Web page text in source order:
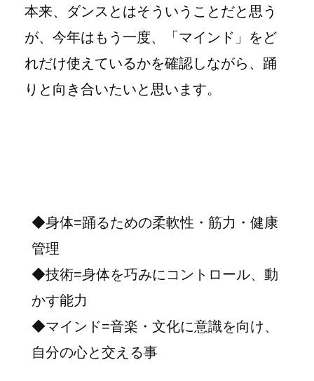
本来、ダンスとはそういうことだと思う
が、今年はもう一度、「マインド」をど
れだけ使えているかを確認しながら、踊
りと向き合いたいと思います。
◆身体=踊るための柔軟性・筋力・健康
管理
◆技術=身体を巧みにコントロール、動
かす能力
◆マインド=音楽・文化に意識を向け、
自分の心と交える事